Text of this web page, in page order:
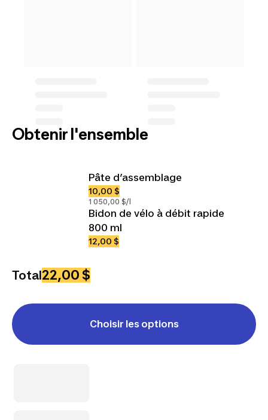
Obtenir l'ensemble
Pâte d’assemblage
10,00 $
1 050,00 $/l
Bidon de vélo à débit rapide
800 ml
12,00 $
Total22,00 $
Choisir les options